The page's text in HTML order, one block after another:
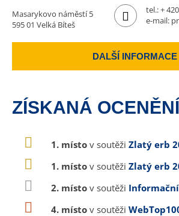
Masarykovo náměstí 5
595 01 Velká Bíteš
tel.:+
e-mail:
DALŠÍ INFORMACE
ZÍSKANÁ OCENĚNÍ
1. místo v soutěži Zlatý erb
1. místo v soutěži Zlatý erb
2. místo v soutěži
4. místo v soutěži